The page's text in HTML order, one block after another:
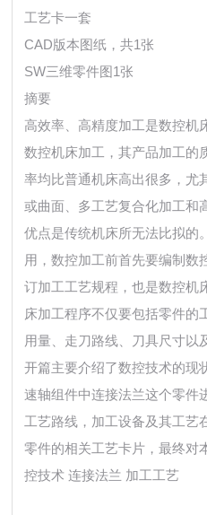
工艺卡一套
CAD版本图纸，共1张
SW三维零件图1张
摘要
高效率、高精度加工是数控机
数控机床加工，其产品加工的
率均比普通机床高出很多，尤
或曲面、多工艺复合化加工和
优点是传统机床所无法比拟的
用，数控加工前首先要编制数
订加工工艺规程，也是数控机
床加工程序不仅要包括零件的
用量、走刀路线、刀具尺寸以
开篇主要介绍了数控技术的现
速轴组件中连接法兰这个零件
工艺路线，加工设备及其工艺
零件的相关工艺卡片，最终对
控技术 连接法兰 加工工艺